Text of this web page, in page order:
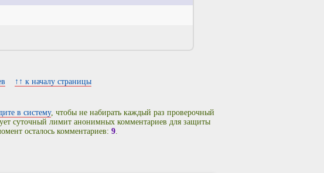
↑↑ к началу страницы
в систему, чтобы не набирать каждый раз проверочный
суточный лимит анонимных комментариев для защиты
осталось комментариев: 9.